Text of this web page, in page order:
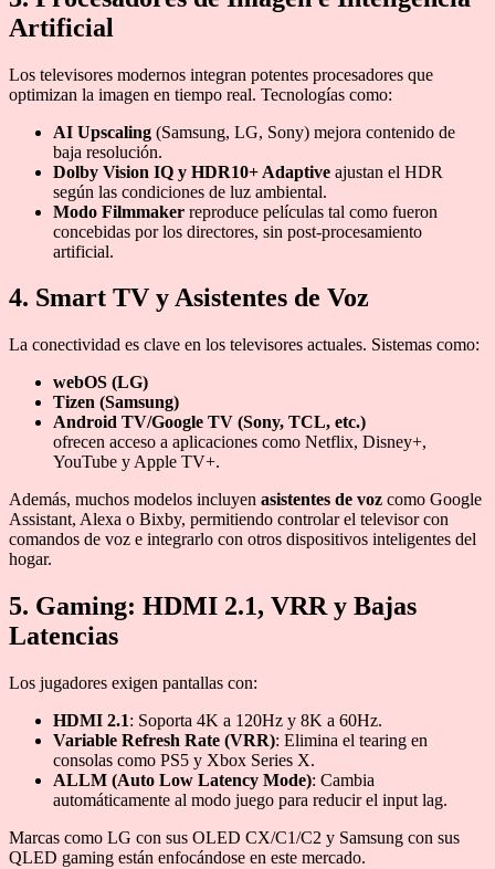
Artificial
Los televisores modernos integran potentes procesadores que
optimizan la imagen en tiempo real. Tecnologías como:
AI Upscaling (Samsung, LG, Sony) mejora contenido de
baja resolución.
Dolby Vision IQ y HDR10+ Adaptive ajustan el HDR
según las condiciones de luz ambiental.
Modo Filmmaker reproduce películas tal como fueron
concebidas por los directores, sin post-procesamiento
artificial.
4. Smart TV y Asistentes de Voz
La conectividad es clave en los televisores actuales. Sistemas como:
webOS (LG)
Tizen (Samsung)
Android TV/Google TV (Sony, TCL, etc.)
ofrecen acceso a aplicaciones como Netflix, Disney+,
YouTube y Apple TV+.
Además, muchos modelos incluyen asistentes de voz como Google
Assistant, Alexa o Bixby, permitiendo controlar el televisor con
comandos de voz e integrarlo con otros dispositivos inteligentes del
hogar.
5. Gaming: HDMI 2.1, VRR y Bajas
Latencias
Los jugadores exigen pantallas con:
HDMI 2.1: Soporta 4K a 120Hz y 8K a 60Hz.
Variable Refresh Rate (VRR): Elimina el tearing en
consolas como PS5 y Xbox Series X.
ALLM (Auto Low Latency Mode): Cambia
automáticamente al modo juego para reducir el input lag.
Marcas como LG con sus OLED CX/C1/C2 y Samsung con sus
QLED gaming están enfocándose en este mercado.